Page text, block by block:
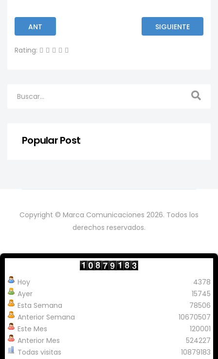
ANT SIGUIENTE
Rating:
Popular Post
Copyright © Marca Comunicaciones 2026. Todos los
derechos reservados.
Hoy
Ayer
Esta Semana
Anterior Semana
Este Mes
Anterior Mes
Todas visitas
4378
15745
78506
10670507
120001
524227
10879183